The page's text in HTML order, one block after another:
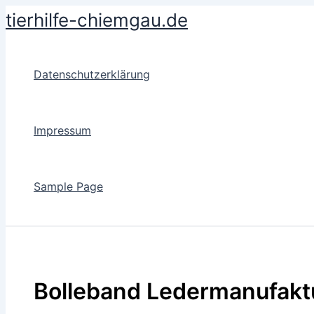
Skip
to
tierhilfe-chiemgau.de
Datenschutzerklärung
Impressum
Sample Page
Bolleband